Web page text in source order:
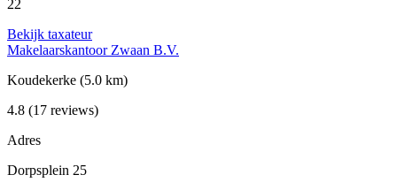
22
Bekijk taxateur
Makelaarskantoor Zwaan B.V.
Koudekerke (5.0 km)
4.8 (17 reviews)
Adres
Dorpsplein 25